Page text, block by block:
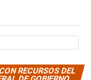
RECURSOS DEL